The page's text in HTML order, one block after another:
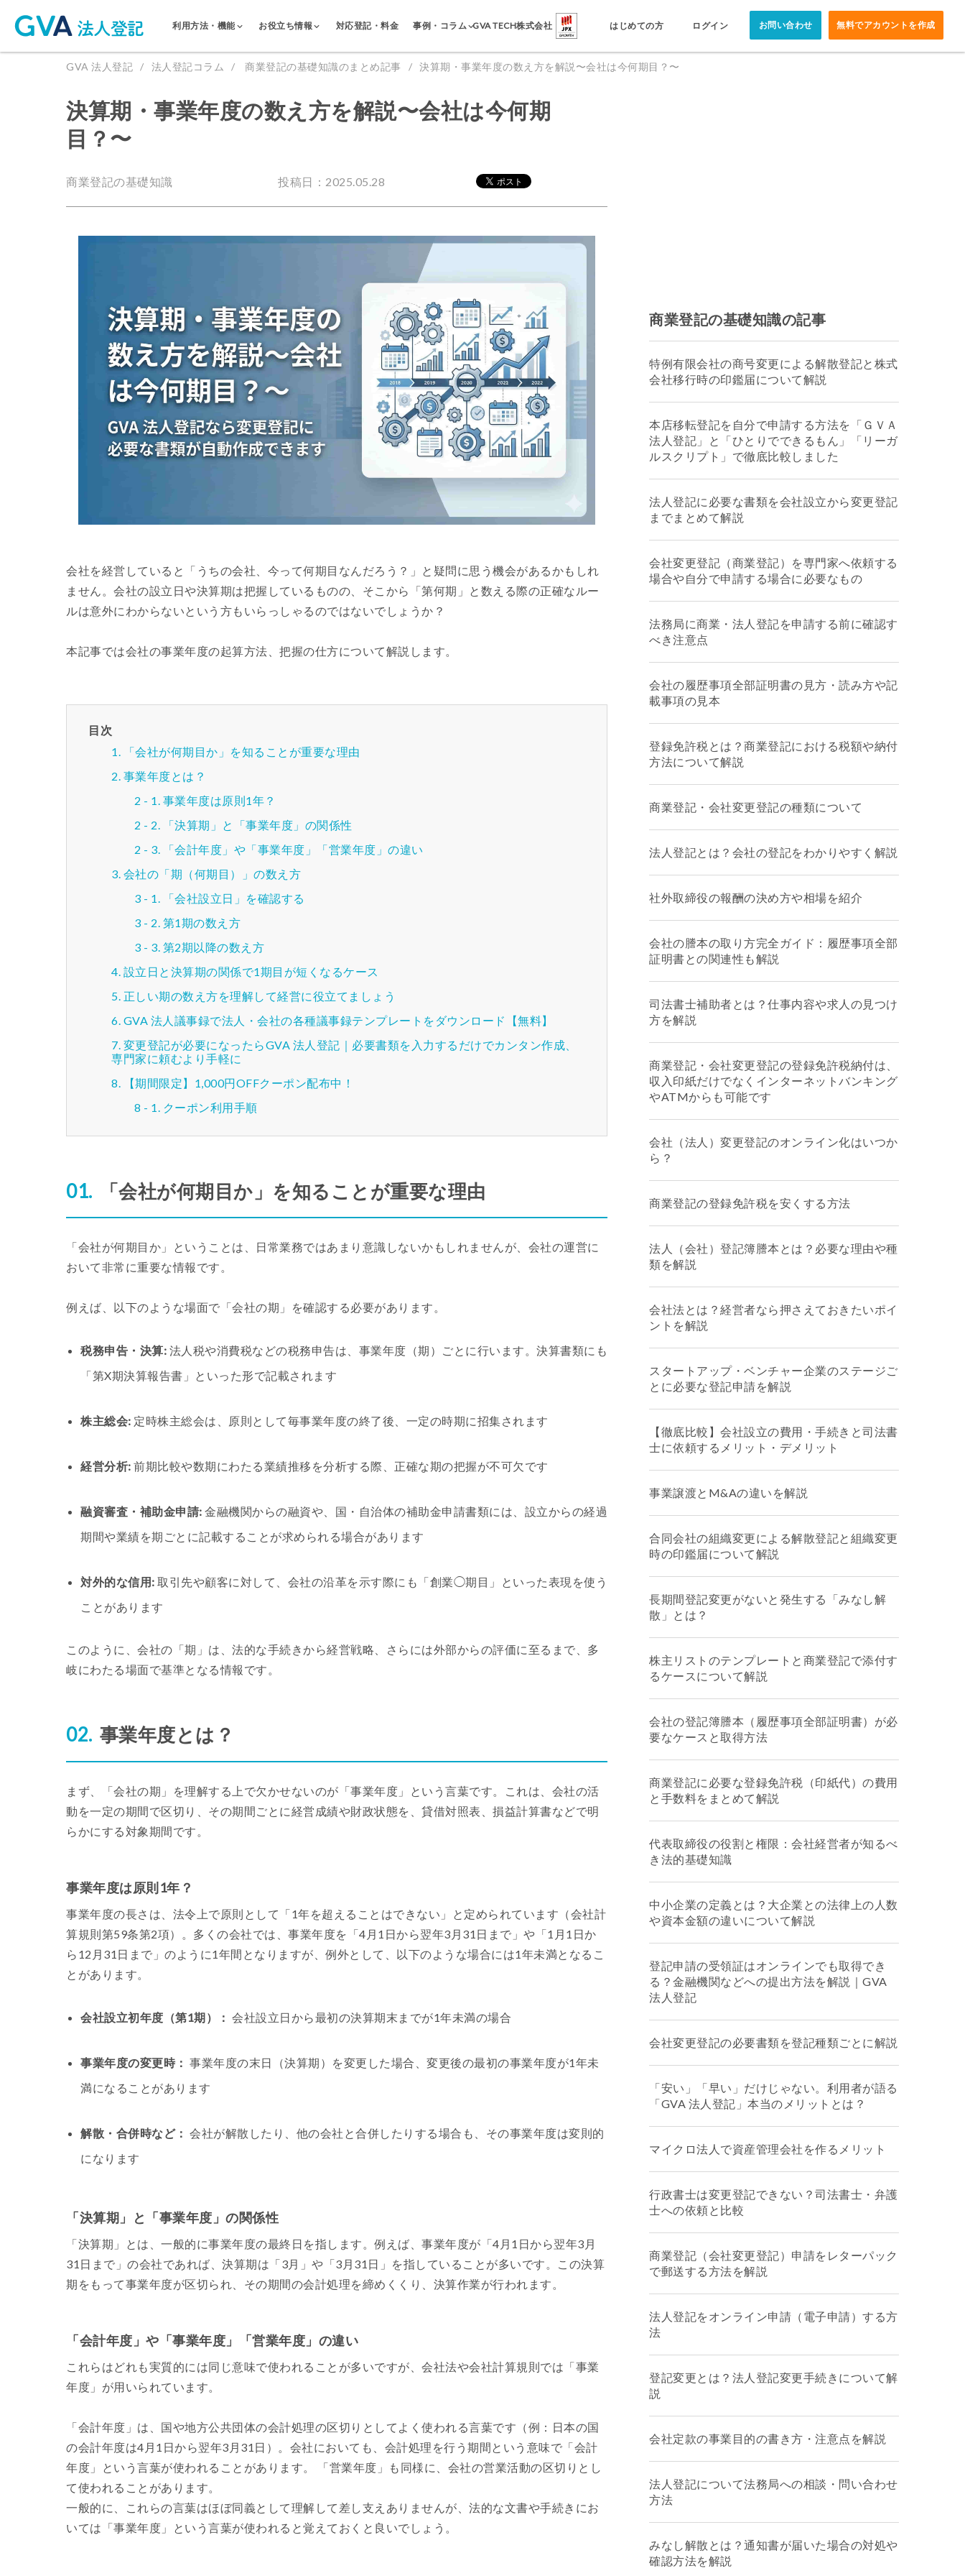
利用方法・機能 お役立ち情報 対応登記・料金 事例・コラム GVA TECH株式会社 はじめての方 ログイン お問い合わせ 無料でアカウントを作成
GVA 法人登記 法人登記コラム 商業登記の基礎知識のまとめ記事 決算期・事業年度の数え方を解説〜会社は今何期目？〜
決算期・事業年度の数え方を解説〜会社は今何期
目？〜
商業登記の基礎知識 投稿日：2025.05.28
会社を経営していると「うちの会社、今って何期目なんだろう？」と疑問に思う機会があるかもしれ
ません。会社の設立日や決算期は把握しているものの、そこから「第何期」と数える際の正確なルー
ルは意外にわからないという方もいらっしゃるのではないでしょうか？
本記事では会社の事業年度の起算方法、把握の仕方について解説します。
目次
「会社が何期目か」を知ることが重要な理由
事業年度とは？
事業年度は原則1年？
「決算期」と「事業年度」の関係性
「会計年度」や「事業年度」「営業年度」の違い
会社の「期（何期目）」の数え方
「会社設立日」を確認する
第1期の数え方
第2期以降の数え方
設立日と決算期の関係で1期目が短くなるケース
正しい期の数え方を理解して経営に役立てましょう
GVA 法人議事録で法人・会社の各種議事録テンプレートをダウンロード【無料】
変更登記が必要になったらGVA 法人登記｜必要書類を入力するだけでカンタン作成、
専門家に頼むより手軽に
【期間限定】1,000円OFFクーポン配布中！
クーポン利用手順
「会社が何期目か」を知ることが重要な理由
「会社が何期目か」ということは、日常業務ではあまり意識しないかもしれませんが、会社の運営に
おいて非常に重要な情報です。
例えば、以下のような場面で「会社の期」を確認する必要があります。
税務申告・決算: 法人税や消費税などの税務申告は、事業年度（期）ごとに行います。決算書類にも
「第X期決算報告書」といった形で記載されます
株主総会: 定時株主総会は、原則として毎事業年度の終了後、一定の時期に招集されます
経営分析: 前期比較や数期にわたる業績推移を分析する際、正確な期の把握が不可欠です
融資審査・補助金申請: 金融機関からの融資や、国・自治体の補助金申請書類には、設立からの経過
期間や業績を期ごとに記載することが求められる場合があります
対外的な信用: 取引先や顧客に対して、会社の沿革を示す際にも「創業◯期目」といった表現を使う
ことがあります
このように、会社の「期」は、法的な手続きから経営戦略、さらには外部からの評価に至るまで、多
岐にわたる場面で基準となる情報です。
事業年度とは？
まず、「会社の期」を理解する上で欠かせないのが「事業年度」という言葉です。これは、会社の活
動を一定の期間で区切り、その期間ごとに経営成績や財政状態を、貸借対照表、損益計算書などで明
らかにする対象期間です。
事業年度は原則1年？
事業年度の長さは、法令上で原則として「1年を超えることはできない」と定められています（会社計
算規則第59条第2項）。多くの会社では、事業年度を「4月1日から翌年3月31日まで」や「1月1日か
ら12月31日まで」のように1年間となりますが、例外として、以下のような場合には1年未満となるこ
とがあります。
会社設立初年度（第1期）： 会社設立日から最初の決算期末までが1年未満の場合
事業年度の変更時： 事業年度の末日（決算期）を変更した場合、変更後の最初の事業年度が1年未
満になることがあります
解散・合併時など： 会社が解散したり、他の会社と合併したりする場合も、その事業年度は変則的
になります
「決算期」と「事業年度」の関係性
「決算期」とは、一般的に事業年度の最終日を指します。例えば、事業年度が「4月1日から翌年3月
31日まで」の会社であれば、決算期は「3月」や「3月31日」を指していることが多いです。この決算
期をもって事業年度が区切られ、その期間の会計処理を締めくくり、決算作業が行われます。
「会計年度」や「事業年度」「営業年度」の違い
これらはどれも実質的には同じ意味で使われることが多いですが、会社法や会社計算規則では「事業
年度」が用いられています。
「会計年度」は、国や地方公共団体の会計処理の区切りとしてよく使われる言葉です（例：日本の国
の会計年度は4月1日から翌年3月31日）。会社においても、会計処理を行う期間という意味で「会計
年度」という言葉が使われることがあります。 「営業年度」も同様に、会社の営業活動の区切りとし
て使われることがあります。
一般的に、これらの言葉はほぼ同義として理解して差し支えありませんが、法的な文書や手続きにお
いては「事業年度」という言葉が使われると覚えておくと良いでしょう。
商業登記の基礎知識の記事
特例有限会社の商号変更による解散登記と株式
会社移行時の印鑑届について解説
本店移転登記を自分で申請する方法を「ＧＶＡ
法人登記」と「ひとりでできるもん」「リーガ
ルスクリプト」で徹底比較しました
法人登記に必要な書類を会社設立から変更登記
までまとめて解説
会社変更登記（商業登記）を専門家へ依頼する
場合や自分で申請する場合に必要なもの
法務局に商業・法人登記を申請する前に確認す
べき注意点
会社の履歴事項全部証明書の見方・読み方や記
載事項の見本
登録免許税とは？商業登記における税額や納付
方法について解説
商業登記・会社変更登記の種類について
法人登記とは？会社の登記をわかりやすく解説
社外取締役の報酬の決め方や相場を紹介
会社の謄本の取り方完全ガイド：履歴事項全部
証明書との関連性も解説
司法書士補助者とは？仕事内容や求人の見つけ
方を解説
商業登記・会社変更登記の登録免許税納付は、
収入印紙だけでなくインターネットバンキング
やATMからも可能です
会社（法人）変更登記のオンライン化はいつか
ら？
商業登記の登録免許税を安くする方法
法人（会社）登記簿謄本とは？必要な理由や種
類を解説
会社法とは？経営者なら押さえておきたいポイ
ントを解説
スタートアップ・ベンチャー企業のステージご
とに必要な登記申請を解説
【徹底比較】会社設立の費用・手続きと司法書
士に依頼するメリット・デメリット
事業譲渡とM&Aの違いを解説
合同会社の組織変更による解散登記と組織変更
時の印鑑届について解説
長期間登記変更がないと発生する「みなし解
散」とは？
株主リストのテンプレートと商業登記で添付す
るケースについて解説
会社の登記簿謄本（履歴事項全部証明書）が必
要なケースと取得方法
商業登記に必要な登録免許税（印紙代）の費用
と手数料をまとめて解説
代表取締役の役割と権限：会社経営者が知るべ
き法的基礎知識
中小企業の定義とは？大企業との法律上の人数
や資本金額の違いについて解説
登記申請の受領証はオンラインでも取得でき
る？金融機関などへの提出方法を解説｜GVA
法人登記
会社変更登記の必要書類を登記種類ごとに解説
「安い」「早い」だけじゃない。利用者が語る
「GVA 法人登記」本当のメリットとは？
マイクロ法人で資産管理会社を作るメリット
行政書士は変更登記できない？司法書士・弁護
士への依頼と比較
商業登記（会社変更登記）申請をレターパック
で郵送する方法を解説
法人登記をオンライン申請（電子申請）する方
法
登記変更とは？法人登記変更手続きについて解
説
会社定款の事業目的の書き方・注意点を解説
法人登記について法務局への相談・問い合わせ
方法
みなし解散とは？通知書が届いた場合の対処や
確認方法を解説